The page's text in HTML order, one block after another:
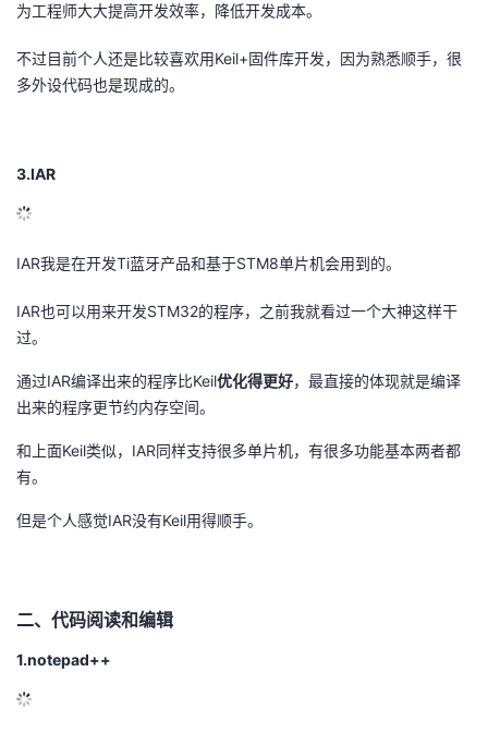
为工程师大大提高开发效率，降低开发成本。
不过目前个人还是比较喜欢用Keil+固件库开发，因为熟悉顺手，很
多外设代码也是现成的。
3.IAR
IAR我是在开发Ti蓝牙产品和基于STM8单片机会用到的。
IAR也可以用来开发STM32的程序，之前我就看过一个大神这样干
过。
通过IAR编译出来的程序比Keil优化得更好，最直接的体现就是编译
出来的程序更节约内存空间。
和上面Keil类似，IAR同样支持很多单片机，有很多功能基本两者都
有。
但是个人感觉IAR没有Keil用得顺手。
二、代码阅读和编辑
1.notepad++